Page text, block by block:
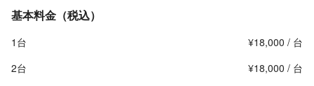
基本料金（税込）
1台
¥18,000 / 台
2台
¥18,000 / 台